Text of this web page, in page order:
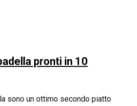
pronti in 10
sono un ottimo secondo piatto